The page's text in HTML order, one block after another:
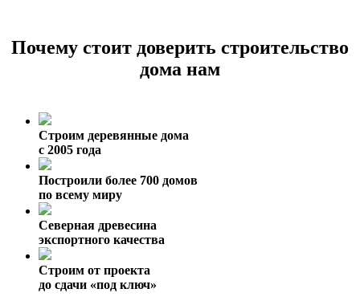
Почему стоит доверить строительство
дома нам
Строим деревянные дома
с 2005 года
Построили более 700 домов
по всему миру
Северная древесина
экспортного качества
Строим от проекта
до сдачи «под ключ»